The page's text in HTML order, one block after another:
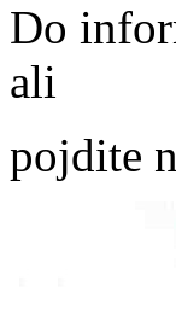
Do
ali
pojdite